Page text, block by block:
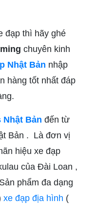
đạp thì hãy ghé
chuyên kinh
Nhật Bản nhập
hàng tốt nhất đáp
Nhật Bản đến từ
Bản . Là đơn vị
hiệu xe đạp
của Đài Loan ,
phẩm đa dạng
xe đạp địa hình (